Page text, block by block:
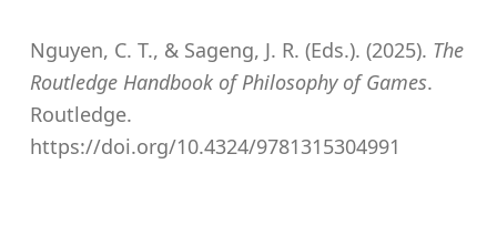
Nguyen, C. T., & Sageng, J. R. (Eds.). (2025). The
Routledge Handbook of Philosophy of Games.
Routledge.
https://doi.org/10.4324/9781315304991